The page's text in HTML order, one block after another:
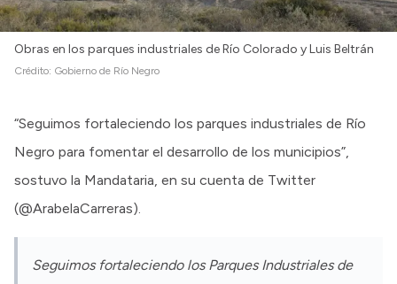
Obras en los parques industriales de Río Colorado y Luis Beltrán
Crédito: Gobierno de Río Negro
“Seguimos fortaleciendo los parques industriales de Río
Negro para fomentar el desarrollo de los municipios”,
sostuvo la Mandataria, en su cuenta de Twitter
(@ArabelaCarreras).
Seguimos fortaleciendo los Parques Industriales de